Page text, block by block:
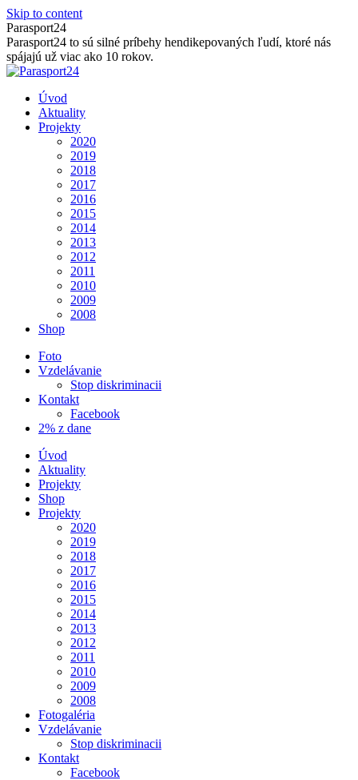
Skip to content
Parasport24
Parasport24 to sú silné príbehy hendikepovaných ľudí, ktoré nás
spájajú už viac ako 10 rokov.
Úvod
Aktuality
Projekty
2020
2019
2018
2017
2016
2015
2014
2013
2012
2011
2010
2009
2008
Shop
Foto
Vzdelávanie
Stop diskriminacii
Kontakt
Facebook
2% z dane
Úvod
Aktuality
Projekty
Shop
Projekty
2020
2019
2018
2017
2016
2015
2014
2013
2012
2011
2010
2009
2008
Fotogaléria
Vzdelávanie
Stop diskriminacii
Kontakt
Facebook